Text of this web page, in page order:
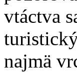
vtáctva
najmä